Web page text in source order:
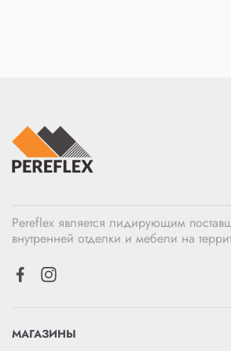
Pereflex является лидирующим
внутренней отделки и мебели на
МАГАЗИНЫ